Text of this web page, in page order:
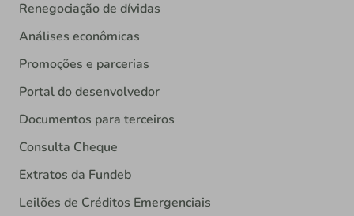
Renegociação de dívidas
Análises econômicas
Promoções e parcerias
Portal do desenvolvedor
Documentos para terceiros
Consulta Cheque
Extratos da Fundeb
Leilões de Créditos Emergenciais